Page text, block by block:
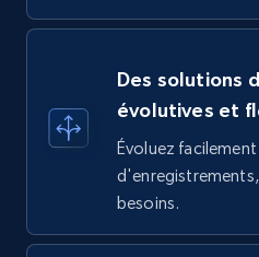
Des solutions
évolutives et
Évoluez
besoins.